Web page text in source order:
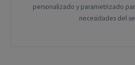
personalizado y parametrizado
necesidades del